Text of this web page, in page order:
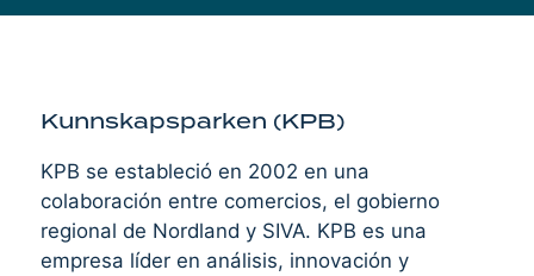
Kunnskapsparken (KPB)
KPB se estableció en 2002 en una
colaboración entre comercios, el gobierno
regional de Nordland y SIVA. KPB es una
empresa líder en análisis, innovación y